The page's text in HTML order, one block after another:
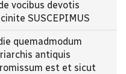
vocibus devotis
SUSCEPIMUS
quemadmodum
antiquis
est et sicut